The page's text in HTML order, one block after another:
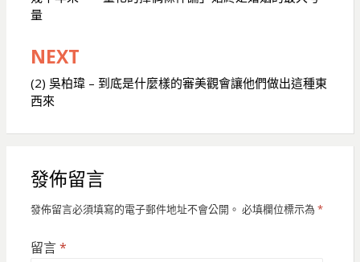
導
覽
量
NEXT
(2) 吳柏瑋 – 到底是什麼樣的審美觀會讓他們做出這種東
西來
發佈留言
發佈留言必須填寫的電子郵件地址不會公開。 必填欄位標示為 *
留言*